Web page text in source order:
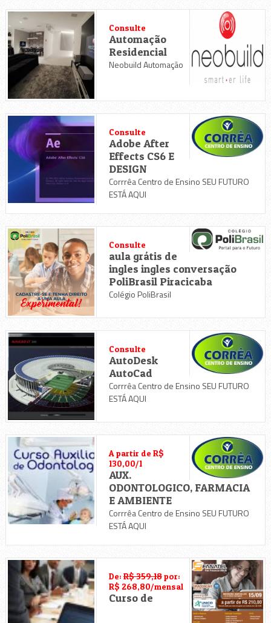
Consulte
Automação
Residencial
Neobuild Automação
Consulte
Adobe After
Effects CS6 E
DESIGN
Corrrêa Centro de Ensino SEU FUTURO
ESTÁ AQUI
Consulte
aula grátis de
ingles ingles conversação
PoliBrasil Piracicaba
Colégio PoliBrasil
Consulte
AutoDesk
AutoCad
Corrrêa Centro de Ensino SEU FUTURO
ESTÁ AQUI
A partir de R$
130,00/1
AUX.
ODONTOLOGICO, FARMACIA
E AMBIENTE
Corrrêa Centro de Ensino SEU FUTURO
ESTÁ AQUI
De: R$ 359,18por:
R$ 268,80/mensal
Curso de